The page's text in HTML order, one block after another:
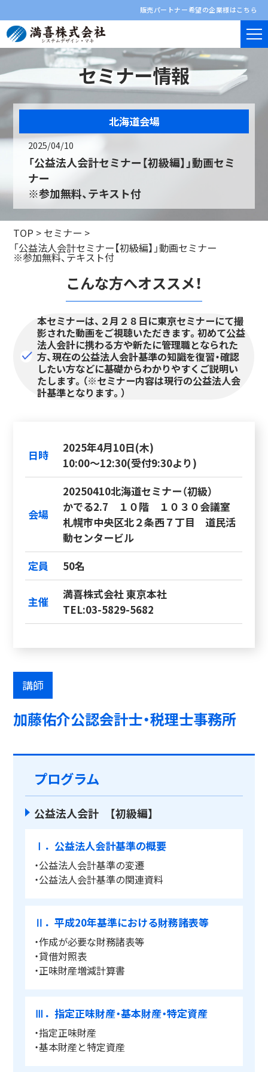
販売パートナー希望の企業様はこちら
セミナー情報
北海道会場
2025/04/10
「公益法人会計セミナー【初級編】」動画セミ
ナー
※参加無料、テキスト付
TOP > セミナー >
「公益法人会計セミナー【初級編】」動画セミナー
※参加無料、テキスト付
こんな方へオススメ！
本セミナーは、２月２８日に東京セミナーにて撮
影された動画をご視聴いただきます。初めて公益
法人会計に携わる方や新たに管理職となられた
方、現在の公益法人会計基準の知識を復習・確認
したい方などに基礎からわかりやすくご説明い
たします。（※セミナー内容は現行の公益法人会
計基準となります。）
日時
2025年4月10日(木)
10:00～12:30(受付9:30より)
会場
20250410北海道セミナー（初級）
かでる2.7 １０階 １０３０会議室
札幌市中央区北２条西７丁目 道民活
動センタービル
定員
50名
主催
満喜株式会社 東京本社
TEL:03-5829-5682
講師
加藤佑介公認会計士・税理士事務所
プログラム
公益法人会計 【初級編】
Ⅰ．公益法人会計基準の概要
・公益法人会計基準の変遷
・公益法人会計基準の関連資料
Ⅱ．平成20年基準における財務諸表等
・作成が必要な財務諸表等
・貸借対照表
・正味財産増減計算書
Ⅲ．指定正味財産・基本財産・特定資産
・指定正味財産
・基本財産と特定資産